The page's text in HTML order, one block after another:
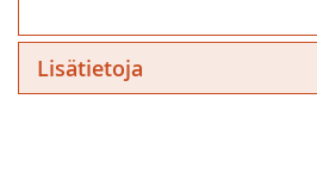
Lisätietoja